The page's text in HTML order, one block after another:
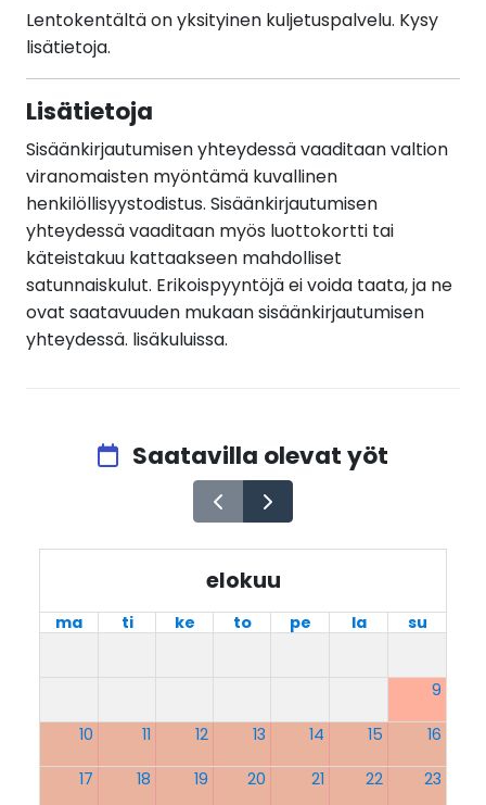
Lentokentältä on yksityinen kuljetuspalvelu. Kysy
lisätietoja.
Lisätietoja
Sisäänkirjautumisen yhteydessä vaaditaan valtion
viranomaisten myöntämä kuvallinen
henkilöllisyystodistus. Sisäänkirjautumisen
yhteydessä vaaditaan myös luottokortti tai
käteistakuu kattaakseen mahdolliset
satunnaiskulut. Erikoispyyntöjä ei voida taata, ja ne
ovat saatavuuden mukaan sisäänkirjautumisen
yhteydessä. lisäkuluissa.
Saatavilla olevat yöt
elokuu
ma ti ke to pe la su
9
10 11 12 13 14 15 16
17 18 19 20 21 22 23